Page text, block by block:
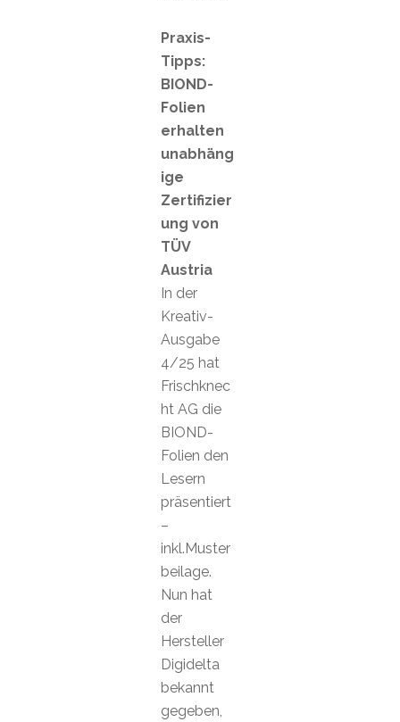
Praxis-
Tipps:
BIOND-
Folien
erhalten
unabhäng
ige
Zertifizier
ung von
TÜV
Austria
In der
Kreativ-
Ausgabe
4/25 hat
Frischknec
ht AG die
BIOND-
Folien den
Lesern
präsentiert
–
inkl.Muster
beilage.
Nun hat
der
Hersteller
Digidelta
bekannt
gegeben,